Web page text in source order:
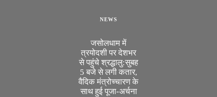
NEWS
जसोलधाम में
त्रयोदशी पर देशभर
से पहुंचे श्रद्धालु:सुबह
5 बजे से लगी कतार,
वैदिक मंत्रोच्चारण के
साथ हुई पूजा-अर्चना